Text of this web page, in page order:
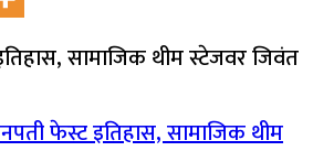
फेस्ट इतिहास, सामाजिक थीम